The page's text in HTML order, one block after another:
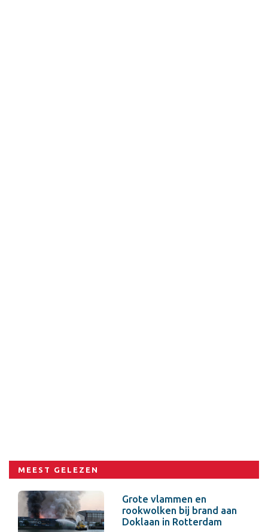
MEEST GELEZEN
Grote vlammen en
rookwolken bij brand aan
Doklaan in Rotterdam